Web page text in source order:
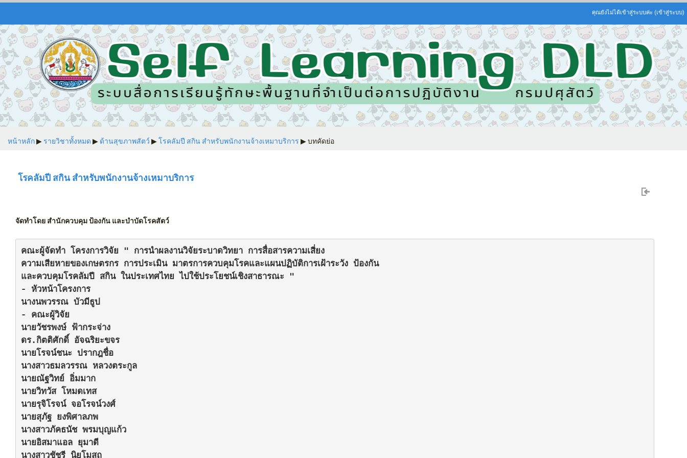
คุณยังไม่ได้เข้าสู่ระบบค่ะ (เข้าสู่ระบบ)
หน้าหลัก▶︎ รายวิชาทั้งหมด ▶︎ ด้านสุขภาพสัตว์ ▶︎โรคลัมปี สกิน สำหรับพนักงานจ้างเหมาบริการ ▶︎บทคัดย่อ
โรคลัมปี สกิน สำหรับพนักงานจ้างเหมาบริการ
จัดทำโดย สำนักควบคุม ป้องกัน และบำบัดโรคสัตว์
คณะผู้จัดทำ โครงการวิจัย " การนำผลงานวิจัยระบาดวิทยา การสื่อสารความเสี่ยง
ความเสียหายของเกษตรกร การประเมิน มาตรการควบคุมโรคและแผนปฏิบัติการเฝ้าระวัง ป้องกัน
และควบคุมโรคลัมปี สกิน ในประเทศไทย ไปใช้ประโยชน์เชิงสาธารณะ "
- หัวหน้าโครงการ
นางนพวรรณ บัวมีธูป
- คณะผู้วิจัย
นายวัชรพงษ์ ฟ้ากระจ่าง
ดร.กิตติศักดิ์ อัจฉริยะขจร
นายโรจน์ชนะ ปรากฎชื่อ
นางสาวธมลวรรณ หลวงตระกูล
นายณัฐวิทย์ อิ่มมาก
นายวิทวัส โหมดเทส
นายรุจิโรจน์ จอโรจน์วงศ์
นายสุภัฐ ยงพิศาลภพ
นางสาวภัคธนัช พรมบุญแก้ว
นายอิสมาแอล ยุมาดี
นางสาวชัชรี นิยโมสถ